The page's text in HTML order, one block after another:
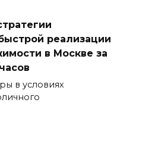
реализации
в Москве за
в условиях